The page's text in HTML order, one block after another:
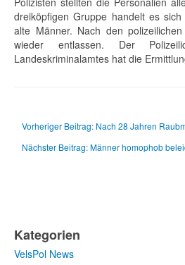
dreiköpfigen Gruppe handelt es
alte Männer. Nach den
wieder entlassen. Der
Landeskriminalamtes hat die
Vorheriger Beitrag: Nach 28 Jahren
Nächster Beitrag: Männer homophob
Kategorien
VelsPol News